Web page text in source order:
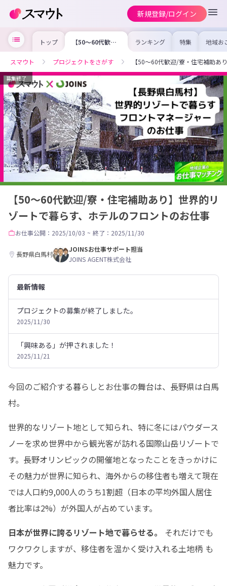
新規登録/ログイン
トップ 【50〜60代歓迎/
寮・住宅補助あ
トで暮らす、ホテ
ルのフロントのお
仕事
ランキング 特集 地域お
の求
を集め
事内容
を比較
合った
けよう
スマウト プロジェクトをさがす 【50〜60代歓迎/寮・住宅補助あ
募集終了
【50〜60代歓迎/寮・住宅補助あり】世界的リ
ゾートで暮らす、ホテルのフロントのお仕事
お仕事公開：2025/10/03 ~ 終了：2025/11/30
長野県白馬村
JOINSお仕事サポート担当
JOINS AGENT株式会社
最新情報
プロジェクトの募集が終了しました。
2025/11/30
「興味ある」が押されました！
2025/11/21
今回のご紹介する暮らしとお仕事の舞台は、長野県は白馬
村。
世界的なリゾート地として知られ、特に冬にはパウダース
ノーを求め世界中から観光客が訪れる国際山岳リゾートで
す。長野オリンピックの開催地となったことをきっかけに
その魅力が世界に知られ、海外からの移住者も増えて現在
では人口約9,000人のうち1割超（日本の平均外国人居住
者比率は2%）が外国人が占めています。
日本が世界に誇るリゾート地で暮らせる。
それだけでも
ワクワクしますが、移住者を温かく受け入れる土地柄 も
魅力です。